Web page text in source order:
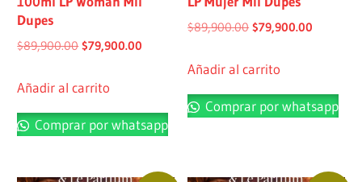
Dupes
$89,900.00 $79,900.00
Añadir al carrito
Comprar por whatsapp
$89,900.00 $79,900.00
Añadir al carrito
Comprar por whatsapp